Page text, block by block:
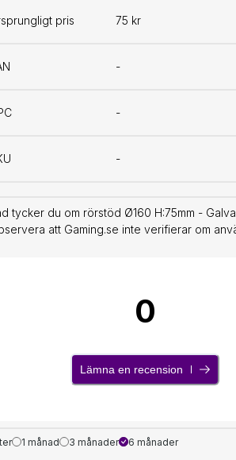
pris 75 kr
-
-
-
tycker du om rörstöd Ø160 H:75mm -
att Gaming.se inte verifierar om
0
Lämna en recension
1 månad 3 månader 6 månader